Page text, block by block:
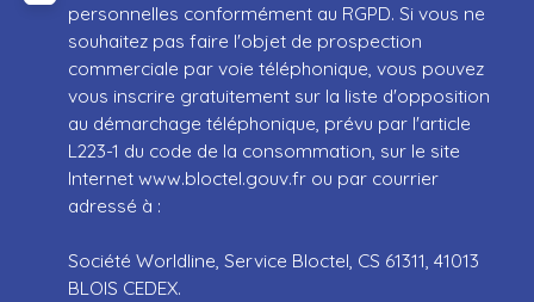
personnelles conformément au RGPD. Si vous ne
souhaitez pas faire l'objet de prospection
commerciale par voie téléphonique, vous pouvez
vous inscrire gratuitement sur la liste d'opposition
au démarchage téléphonique, prévu par l'article
L223-1 du code de la consommation, sur le site
Internet www.bloctel.gouv.fr ou par courrier
adressé à :
Société Worldline, Service Bloctel, CS 61311, 41013
BLOIS CEDEX.